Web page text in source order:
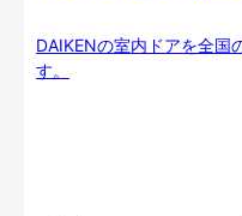
DAIKENの室内ドアを全国
す。